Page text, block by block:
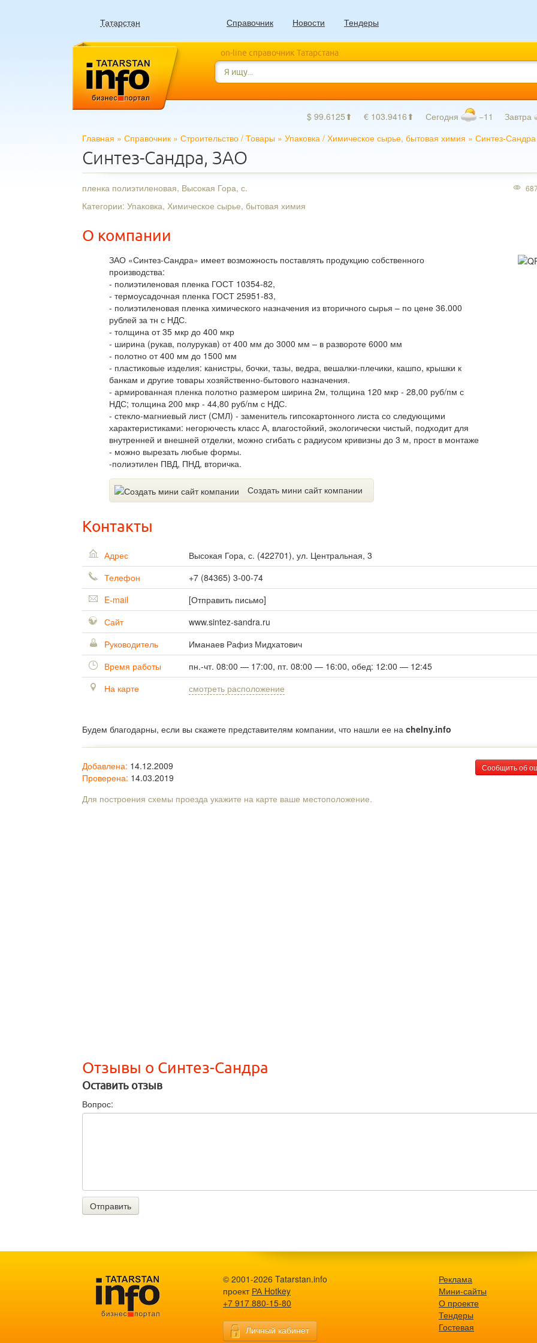
Татарстан Справочник Новости Тендеры
on-line справочник Татарстана
$ 99.6125⬆ € 103.9416⬆ Сегодня −11 Завтра
Главная » Справочник » Строительство / Товары » Упаковка / Химическое сырье, бытовая химия » Синтез-Сандра
Синтез-Сандра, ЗАО
пленка полиэтиленовая, Высокая Гора, с.
Категории: Упаковка, Химическое сырье, бытовая химия
О компании
ЗАО «Синтез-Сандра» имеет возможность поставлять продукцию собственного
производства:
- полиэтиленовая пленка ГОСТ 10354-82,
- термоусадочная пленка ГОСТ 25951-83,
- полиэтиленовая пленка химического назначения из вторичного сырья – по цене 36.000
рублей за тн с НДС.
- толщина от 35 мкр до 400 мкр
- ширина (рукав, полурукав) от 400 мм до 3000 мм – в развороте 6000 мм
- полотно от 400 мм до 1500 мм
- пластиковые изделия: канистры, бочки, тазы, ведра, вешалки-плечики, кашпо, крышки к
банкам и другие товары хозяйственно-бытового назначения.
- армированная пленка полотно размером ширина 2м, толщина 120 мкр - 28,00 руб/пм с
НДС; толщина 200 мкр - 44,80 руб/пм с НДС.
- стекло-магниевый лист (СМЛ) - заменитель гипсокартонного листа со следующими
характеристиками: негорючесть класс А, влагостойкий, экологически чистый, подходит для
внутренней и внешней отделки, можно сгибать с радиусом кривизны до 3 м, прост в монтаже
- можно вырезать любые формы.
-полиэтилен ПВД, ПНД, вторичка.
Создать мини сайт компании
Контакты
Адрес Высокая Гора, с. (422701), ул. Центральная, 3
Телефон
+7 (84365) 3-00-74
E-mail
[Отправить письмо]
Сайт
www.sintez-sandra.ru
Руководитель
Иманаев Рафиз Мидхатович
Время работы
пн.-чт. 08:00 — 17:00, пт. 08:00 — 16:00, обед: 12:00 — 12:45
На карте
смотреть расположение
Будем благодарны, если вы скажете представителям компании, что нашли ее на chelny.info
Сообщить об
Добавлена: 14.12.2009
Проверена: 14.03.2019
Для построения схемы проезда укажите на карте ваше местоположение.
Отзывы о Синтез-Сандра
Оставить отзыв
Вопрос:
Отправить
© 2001-2026 Tatarstan.info
проект РА Hotkey
+7 917 880-15-80
Личный кабинет
Реклама
Мини-сайты
О проекте
Тендеры
Гостевая